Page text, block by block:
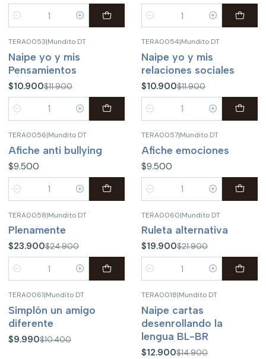
Cantidad Cantidad
TERA0053|Mundito DT
Naipe yo y mis
Pensamientos
$10.900$11.900
Cantidad
TERA0054|Mundito DT
Naipe yo y mis
relaciones sociales
$10.900$11.900
Cantidad
TERA0056|Mundito DT
Afiche anti bullying
$9.500
Cantidad
TERA0057|Mundito DT
Afiche emociones
$9.500
Cantidad
-4%OFF
TERA0058|Mundito DT
Plenamente
$23.900$24.900
Cantidad
-9%OFF
TERA0060|Mundito DT
Ruleta alternativa
$19.900$21.900
Cantidad
TERA0061|Mundito DT
Simplón un amigo
diferente
$9.990$10.400
TERA0018|Mundito DT
Naipe cartas
desenrollando la
lengua BL-BR
$12.900$14.900